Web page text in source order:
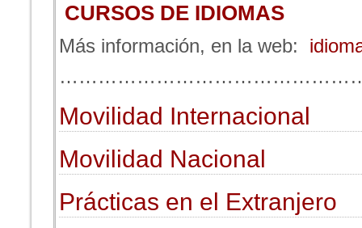
CURSOS DE IDIOMAS
Más información, en la web:
Movilidad Internacional
Movilidad Nacional
Prácticas en el Extranjero